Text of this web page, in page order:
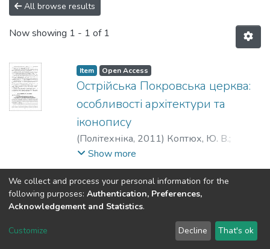
All browse results
Now showing 1 - 1 of 1
Item Open Access
Острійська Покровська церква:
особливості архітектури та
іконопису
(Політехніка, 2011) Коптюх, Ю. В.;
Калінович, О. І.
Коптюх, Ю. В.;Калинович, Е. И.
Show more
DSpace software copyright © 2002-2026 LYRASIS
Send Feedback
We collect and process your personal information for the
following purposes: Authentication, Preferences,
Acknowledgement and Statistics.
Customize Decline That's ok